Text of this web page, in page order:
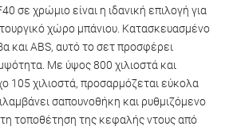
σε χρώμιο είναι η ιδανική επιλογή για
χώρο μπάνιου. Κατασκευασμένο
και ABS, αυτό το σετ προσφέρει
Με ύψος 800 χιλιοστά και
105 χιλιοστά, προσαρμόζεται εύκολα
σαπουνοθήκη και ρυθμιζόμενο
τοποθέτηση της κεφαλής ντους από